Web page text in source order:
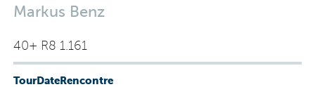
Markus Benz
40+ R8 1.161
TourDateRencontre